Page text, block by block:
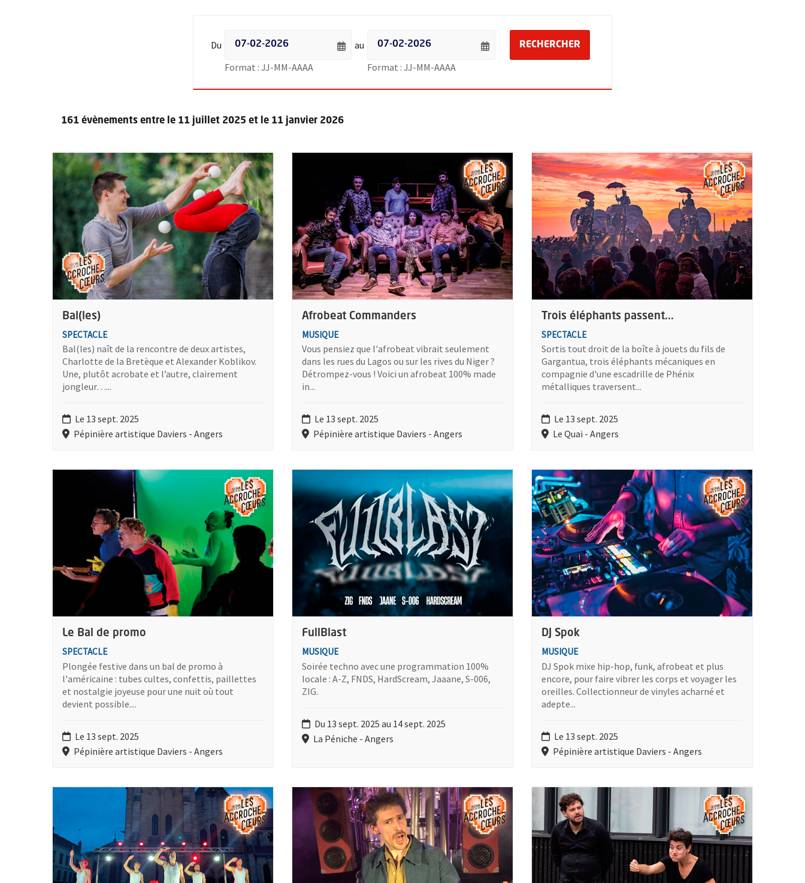
Du Filtrer les événements par date - Date de début
Format : JJ-MM-AAAA Saisie de date au format jour sur 2 chiffres, tiret de la touche 6, mois sur 2 chiffres, tiret de la touche 6, année sur 4 chiffres
au Filtrer les événements par date - Date de fin
Format : JJ-MM-AAAA
RECHERCHER
161 évènements entre le 11 juillet 2025 et le 11 janvier 2026
Bal(les)
SPECTACLE
Bal(les) naît de la rencontre de deux artistes,
Charlotte de la Bretèque et Alexander Koblikov.
Une, plutôt acrobate et l’autre, clairement
jongleur…...
Le 13 sept. 2025
Pépinière artistique Daviers - Angers
Plus d'information sur l'évènement : Bal(les)
Afrobeat Commanders
MUSIQUE
Vous pensiez que l'afrobeat vibrait seulement
dans les rues du Lagos ou sur les rives du Niger ?
Détrompez-vous ! Voici un afrobeat 100% made
in...
Le 13 sept. 2025
Pépinière artistique Daviers - Angers
Plus d'information sur l'évènement : Afrobeat Commanders
Trois éléphants passent...
SPECTACLE
Sortis tout droit de la boîte à jouets du fils de
Gargantua, trois éléphants mécaniques en
compagnie d'une escadrille de Phénix
métalliques traversent...
Le 13 sept. 2025
Le Quai - Angers
Plus d'information sur l'évènement : Trois éléphants passent...
Le Bal de promo
SPECTACLE
Plongée festive dans un bal de promo à
l'américaine : tubes cultes, confettis, paillettes
et nostalgie joyeuse pour une nuit où tout
devient possible....
Le 13 sept. 2025
Pépinière artistique Daviers - Angers
Plus d'information sur l'évènement : Le Bal de promo
FullBlast
MUSIQUE
Soirée techno avec une programmation 100%
locale : A-Z, FNDS, HardScream, Jaaane, S-006,
ZIG.
Du 13 sept. 2025 au 14 sept. 2025
La Péniche - Angers
Plus d'information sur l'évènement : FullBlast
DJ Spok
MUSIQUE
DJ Spok mixe hip-hop, funk, afrobeat et plus
encore, pour faire vibrer les corps et voyager les
oreilles. Collectionneur de vinyles acharné et
adepte...
Le 13 sept. 2025
Pépinière artistique Daviers - Angers
Plus d'information sur l'évènement : DJ Spok
Plus d'information sur l'évènement : Quel Amour de Bal Plus d'information sur l'évènement : Extrawagon Plus d'information sur l'évènement : Les Contes-dits-du-bout-des-